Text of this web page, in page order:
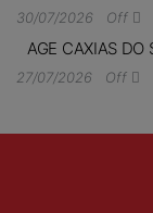
30/07/2026 Off
AGE CAXIAS DO
27/07/2026 Off